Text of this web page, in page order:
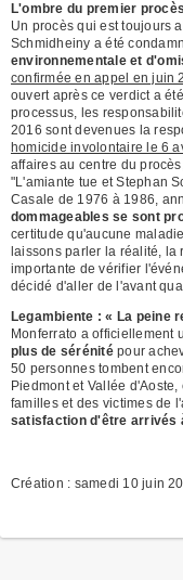
L'ombre du premier
Un procès qui est toujours
Schmidheiny a été
environnementale et
confirmée en appel en juin
ouvert après ce verdict a
processus, les
2016 sont devenues la
homicide involontaire le 6
affaires au centre du
"L'amiante tue et Stephan
Casale de 1976 à 1986,
dommageables se sont
certitude qu'aucune
laissons parler la réalité,
importante de vérifier
décidé d'aller de l'avant
Legambiente : « La peine
Monferrato a officiellement
plus de sérénitépour
50 personnes tombent
Piedmont et Vallée
familles et des victimes de
satisfaction d'être arrivés
Création : samedi 10 juin